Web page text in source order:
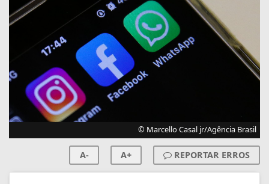
© Marcello Casal jr/Agência Brasil
A- A+ REPORTAR ERROS